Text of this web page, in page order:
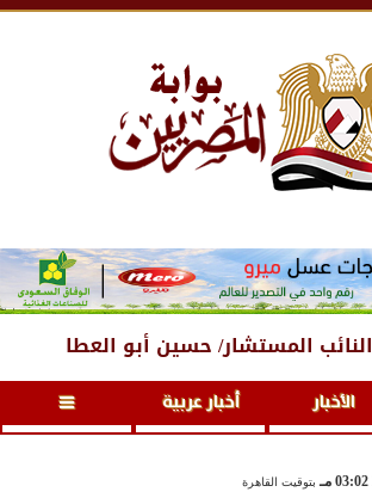
النائب المستشار/ حسين أبو العطا
الأخبار أخبار عربية
03:02 مـ بتوقيت القاهرة